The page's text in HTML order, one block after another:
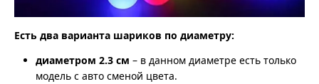
Есть два варианта шариков по диаметру:
диаметром 2.3 см – в данном диаметре есть только
модель с авто сменой цвета.